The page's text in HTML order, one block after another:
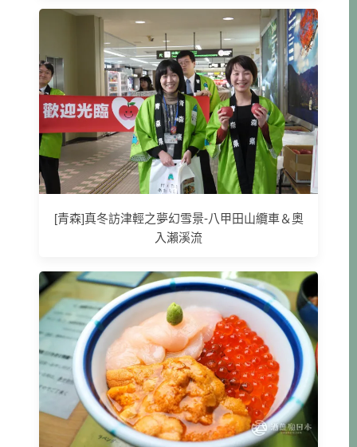
[青森]真冬訪津輕之夢幻雪景-八甲田山纜車＆奧
入瀨溪流